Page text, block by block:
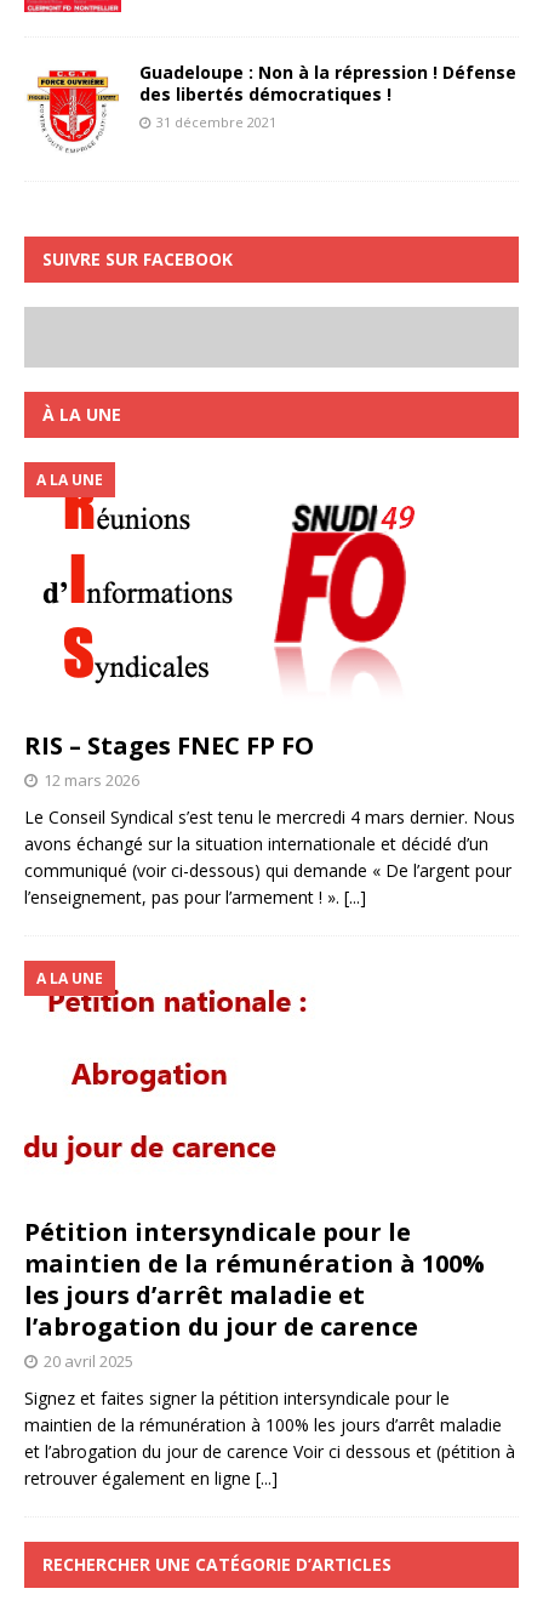
Guadeloupe : Non à la répression ! Défense
des libertés démocratiques !
31 décembre 2021
SUIVRE SUR FACEBOOK
À LA UNE
RIS – Stages FNEC FP FO
A LA UNE
12 mars 2026
Le Conseil Syndical s’est tenu le mercredi 4 mars dernier. Nous
avons échangé sur la situation internationale et décidé d’un
communiqué (voir ci-dessous) qui demande « De l’argent pour
l’enseignement, pas pour l’armement ! ». [...]
Pétition intersyndicale pour le
maintien de la rémunération à 100%
les jours d’arrêt maladie et
l’abrogation du jour de carence
A LA UNE
20 avril 2025
Signez et faites signer la pétition intersyndicale pour le
maintien de la rémunération à 100% les jours d’arrêt maladie
et l’abrogation du jour de carence Voir ci dessous et (pétition à
retrouver également en ligne [...]
RECHERCHER UNE CATÉGORIE D’ARTICLES